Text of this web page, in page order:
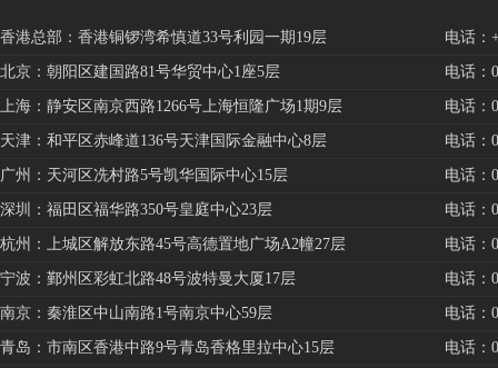
香港总部：香港铜锣湾希慎道33号利园一期19层 电话：
北京：朝阳区建国路81号华贸中心1座5层 电话：
上海：静安区南京西路1266号上海恒隆广场1期9层 电话：
天津：和平区赤峰道136号天津国际金融中心8层 电话：
广州：天河区冼村路5号凯华国际中心15层 电话：
深圳：福田区福华路350号皇庭中心23层 电话：
杭州：上城区解放东路45号高德置地广场A2幢27层 电话：
宁波：鄞州区彩虹北路48号波特曼大厦17层 电话：
南京：秦淮区中山南路1号南京中心59层 电话：
青岛：市南区香港中路9号青岛香格里拉中心15层 电话：